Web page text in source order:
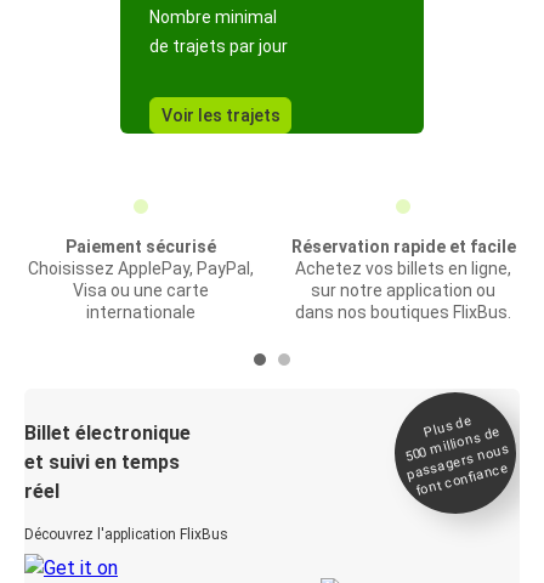
Nombre minimal
de trajets par jour
Voir les trajets
Paiement sécurisé
Choisissez ApplePay, PayPal,
Visa ou une carte
internationale
Réservation rapide et facile
Achetez vos billets en ligne,
sur notre application ou
dans nos boutiques FlixBus.
Billet électronique
et suivi en temps
réel
Découvrez l'application FlixBus
Plus de
500
millions de
passagers nous
font confiance